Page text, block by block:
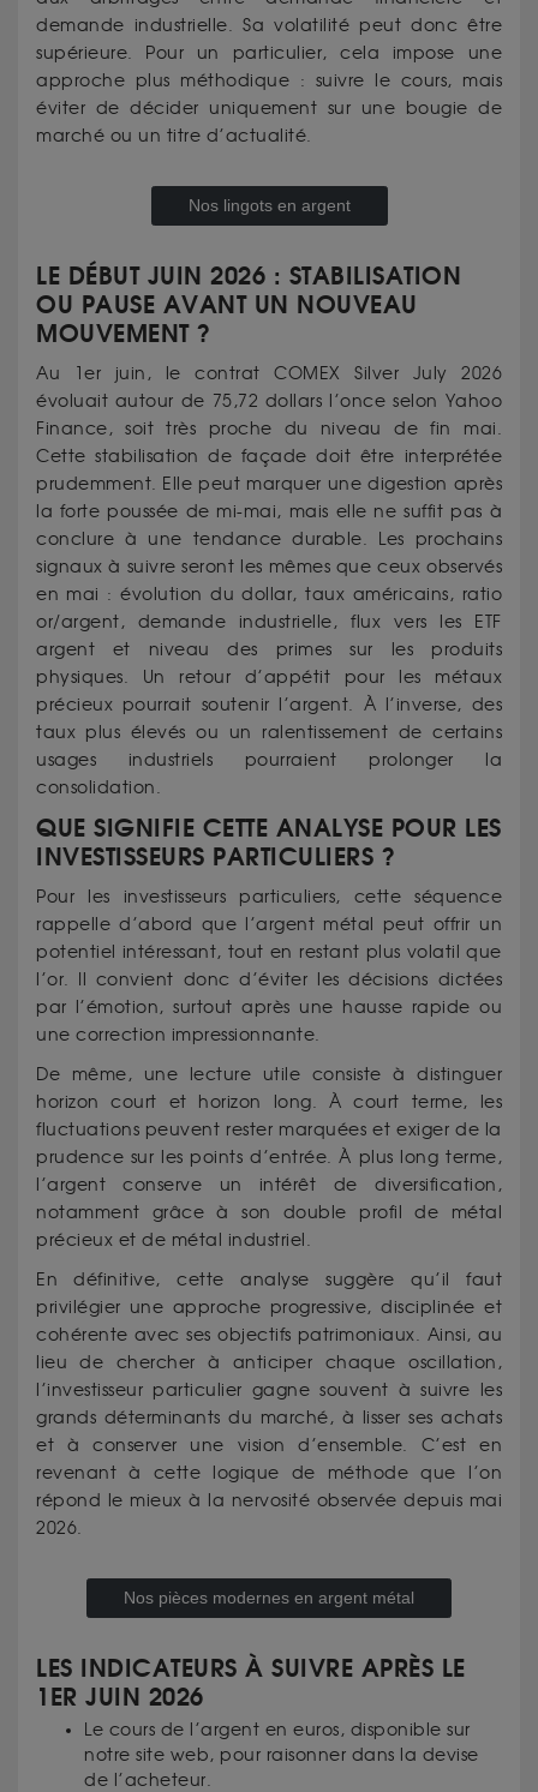
demande industrielle. Sa volatilité peut donc être
supérieure. Pour un particulier, cela impose une
approche plus méthodique : suivre le cours, mais
éviter de décider uniquement sur une bougie de
marché ou un titre d’actualité.
Nos lingots en argent
LE DÉBUT JUIN 2026 : STABILISATION
OU PAUSE AVANT UN NOUVEAU
MOUVEMENT ?
Au 1er juin, le contrat COMEX Silver July 2026
évoluait autour de 75,72 dollars l’once selon Yahoo
Finance, soit très proche du niveau de fin mai.
Cette stabilisation de façade doit être interprétée
prudemment. Elle peut marquer une digestion après
la forte poussée de mi-mai, mais elle ne suffit pas à
conclure à une tendance durable. Les prochains
signaux à suivre seront les mêmes que ceux observés
en mai : évolution du dollar, taux américains, ratio
or/argent, demande industrielle, flux vers les ETF
argent et niveau des primes sur les produits
physiques. Un retour d’appétit pour les métaux
précieux pourrait soutenir l’argent. À l’inverse, des
taux plus élevés ou un ralentissement de certains
usages industriels pourraient prolonger la
consolidation.
QUE SIGNIFIE CETTE ANALYSE POUR LES
INVESTISSEURS PARTICULIERS ?
Pour les investisseurs particuliers, cette séquence
rappelle d’abord que l’argent métal peut offrir un
potentiel intéressant, tout en restant plus volatil que
l’or. Il convient donc d’éviter les décisions dictées
par l’émotion, surtout après une hausse rapide ou
une correction impressionnante.
De même, une lecture utile consiste à distinguer
horizon court et horizon long. À court terme, les
fluctuations peuvent rester marquées et exiger de la
prudence sur les points d’entrée. À plus long terme,
l’argent conserve un intérêt de diversification,
notamment grâce à son double profil de métal
précieux et de métal industriel.
En définitive, cette analyse suggère qu’il faut
privilégier une approche progressive, disciplinée et
cohérente avec ses objectifs patrimoniaux. Ainsi, au
lieu de chercher à anticiper chaque oscillation,
l’investisseur particulier gagne souvent à suivre les
grands déterminants du marché, à lisser ses achats
et à conserver une vision d’ensemble. C’est en
revenant à cette logique de méthode que l’on
répond le mieux à la nervosité observée depuis mai
2026.
Nos pièces modernes en argent métal
LES INDICATEURS À SUIVRE APRÈS LE
1ER JUIN 2026
Le cours de l’argent en euros, disponible sur
notre site web, pour raisonner dans la devise
de l’acheteur.